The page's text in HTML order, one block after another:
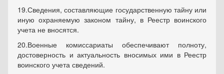
19.Сведения, составляющие государственную тайну или
иную охраняемую законом тайну, в Реестр воинского
учета не вносятся.
20.Военные комиссариаты обеспечивают полноту,
достоверность и актуальность вносимых ими в Реестр
воинского учета сведений.